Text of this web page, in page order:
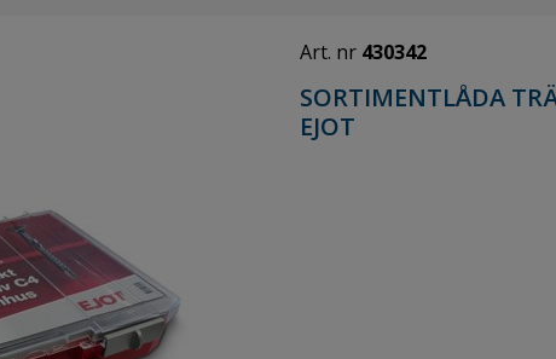
Art. nr 430342
SORTIMENTLÅDA
EJOT